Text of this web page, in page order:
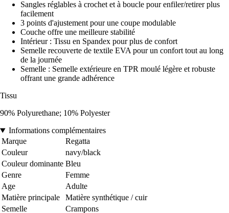
Sangles réglables à crochet et à boucle pour enfiler/retirer plus
facilement
3 points d'ajustement pour une coupe modulable
Couche offre une meilleure stabilité
Intérieur : Tissu en Spandex pour plus de confort
Semelle recouverte de textile EVA pour un confort tout au long
de la journée
Semelle : Semelle extérieure en TPR moulé légère et robuste
offrant une grande adhérence
Tissu
90% Polyurethane; 10% Polyester
Informations complémentaires
Marque
Regatta
Couleur
navy/black
Couleur dominante Bleu
Genre
Femme
Age
Adulte
Matière principale
Matière synthétique / cuir
Semelle
Crampons